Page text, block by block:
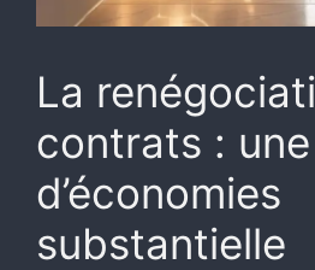
La
contrats :
d’économies
substantielle